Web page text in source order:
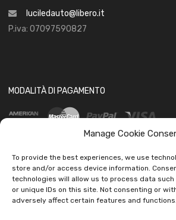
Manage Cookie
To provide the best experiences, we use
store and/or access device information.
technologies will allow us to process data
or unique IDs on this site. Not consenting or
adversely affect certain features and functions.
luciledauto@libero.it
P.iva: 07097590827
MODALITÀ DI PAGAMENTO
SOCIAL